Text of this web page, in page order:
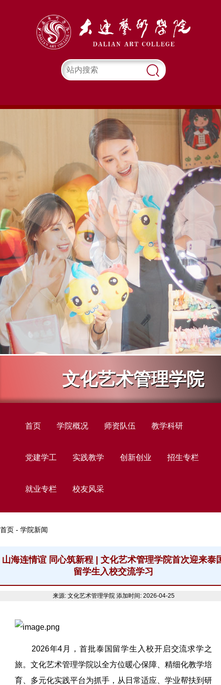
文化艺术管理学院
首页 学院概况 师资队伍 教学科研
党建学工 实践教学 创新创业 招生专栏
就业专栏 校友风采
首页 - 学院新闻
山海连情谊 同心筑新程 | 文化艺术管理学院首次迎来泰
留学生入校交流学习
来源: 文化艺术管理学院 添加时间: 2026-04-25
2026年4月，首批泰国留学生入校开启交流求学之
旅。文化艺术管理学院以全方位暖心保障、精细化教学培
育、多元化实践平台为抓手，从日常适应、学业帮扶到研